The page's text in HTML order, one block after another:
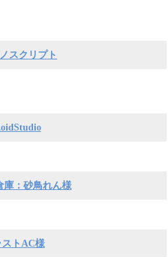
スクリプト
庫：砂鳥れん様
ストAC様